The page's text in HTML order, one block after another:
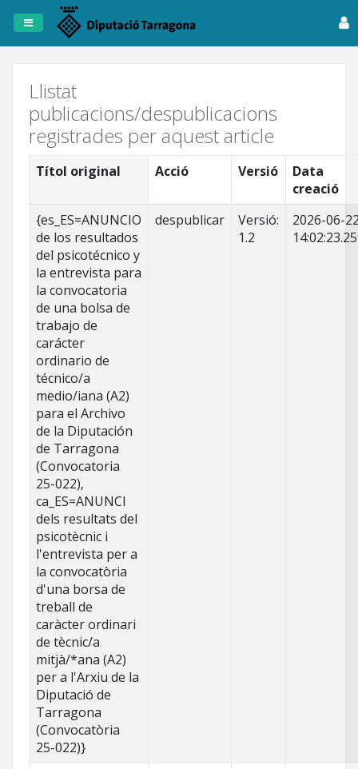
Registre
de
Dipta
Tots
els
registres
Llistat
publicacions/despublicacions
registrades per aquest article
Títol original Acció Versió
Data
creació
{es_ES=ANUNCIO
de los resultados
del psicotécnico y
la entrevista para
la convocatoria
de una bolsa de
trabajo de
carácter
ordinario de
técnico/a
medio/iana (A2)
para el Archivo
de la Diputación
de Tarragona
(Convocatoria
25-022),
ca_ES=ANUNCI
dels resultats del
psicotècnic i
l'entrevista per a
la convocatòria
d'una borsa de
treball de
caràcter ordinari
de tècnic/a
mitjà/*ana (A2)
per a l'Arxiu de la
Diputació de
Tarragona
(Convocatòria
25-022)}
despublicar
Versió:
1.2
2026-06-